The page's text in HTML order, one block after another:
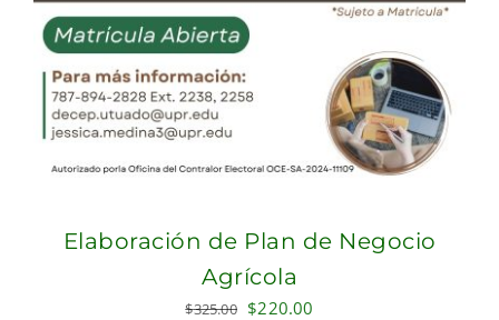
Elaboración de Plan de Negocio
Agrícola
$325.00 Original
$220.00